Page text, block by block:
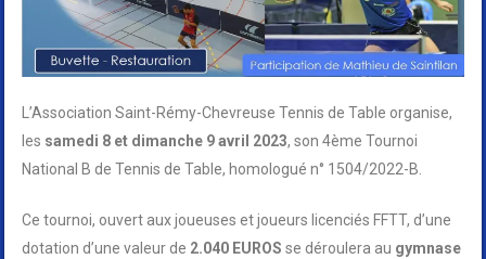
L’Association Saint-Rémy-Chevreuse Tennis de Table organise,
les samedi 8 et dimanche 9 avril 2023, son 4ème Tournoi
National B de Tennis de Table, homologué n° 1504/2022-B.
Ce tournoi, ouvert aux joueuses et joueurs licenciés FFTT, d’une
dotation d’une valeur de 2.040 EUROS se déroulera au gymnase